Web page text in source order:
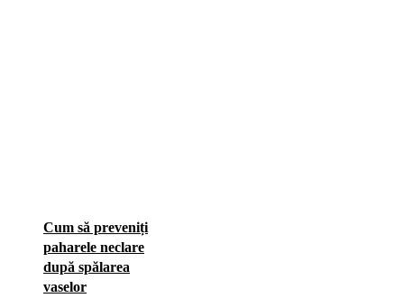
Cum să preveniți
paharele neclare
după spălarea
vaselor